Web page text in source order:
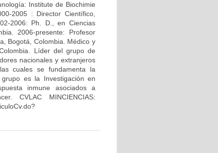
Institute de Biochimie
2005 : Director Científico,
2006: Ph. D., en Ciencias
2006-presente: Profesor
Bogotá, Colombia. Médico y
Líder del grupo de
nacionales y extranjeros
cuales se fundamenta la
es la Investigación en
inmune asociados a
CVLAC MINCIENCIAS: